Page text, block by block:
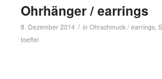
Ohrhänger / earrings
8. Dezember 2014 / in Ohrschmuck / earrings,
toeffel